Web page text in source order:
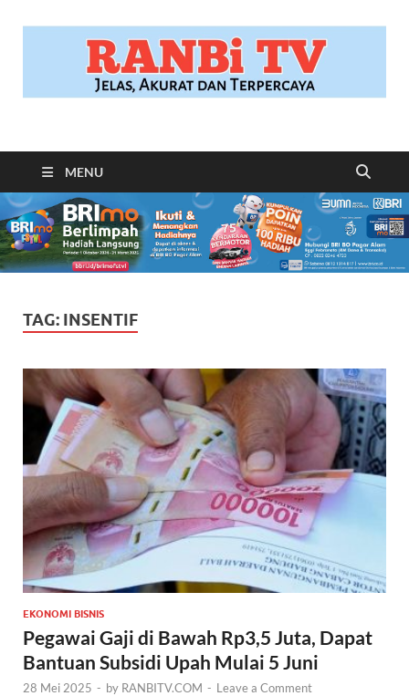
RANBITV.COM
MENU
TAG: INSENTIF
EKONOMI BISNIS
Pegawai Gaji di Bawah Rp3,5 Juta, Dapat
Bantuan Subsidi Upah Mulai 5 Juni
28 Mei 2025 - by RANBITV.COM - Leave a Comment